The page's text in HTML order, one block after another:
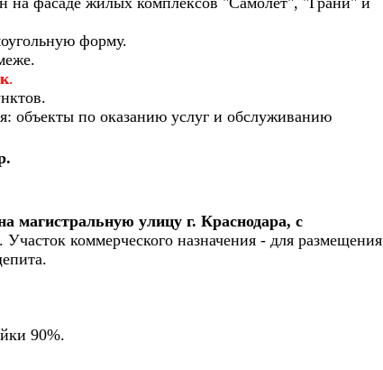
форму.
.
объекты по оказанию услуг и обслуживанию
магистральную улицу г. Краснодара, с
. Участок коммерческого назначения - для размещения
90%.